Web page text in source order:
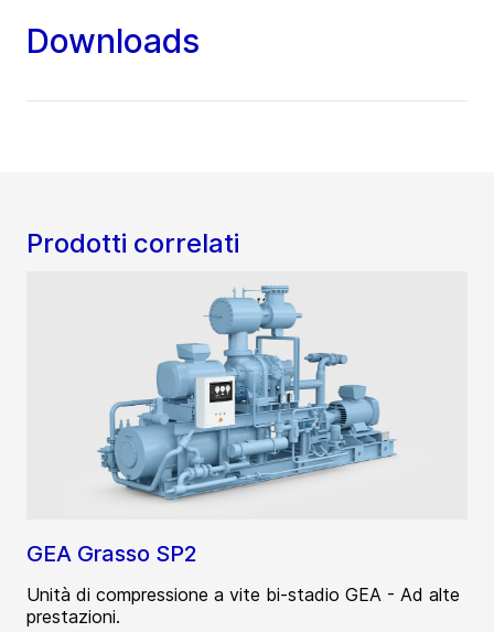
Downloads
Prodotti correlati
GEA Grasso SP2
Unità di compressione a vite bi-stadio GEA - Ad alte
prestazioni.